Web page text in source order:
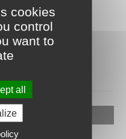
disabled.
cookies
control
want to
all